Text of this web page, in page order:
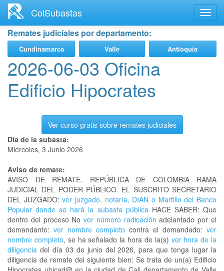
contenido
principal
ColSubastas
Remates judiciales por departamento:
Cundinamarca Valle Antioquia
2026-06-03 Oficina
Edificio Hipocrates
Ver curso gratis sobre remates judiciales
Día de la subasta:
Miércoles, 3 Junio 2026
Aviso de remate:
AVISO DE REMATE. REPÚBLICA DE COLOMBIA RAMA
JUDICIAL DEL PODER PÚBLICO. EL SUSCRITO SECRETARIO
DEL JUZGADO: ver juzgado, notaría, DIAN o Martillo del Banco
Popular donde se hará la subasta públicaHACE SABER: Que
dentro del proceso Nover número radicación adelantado por el
demandante: ver nombre completo contra el demandado: ver
nombre completo, se ha señalado la hora de la(s) ver hora de la
diligencia del día 03 de junio del 2026, para que tenga lugar la
diligencia de remate del siguiente bien: Se trata de un(a) Edificio